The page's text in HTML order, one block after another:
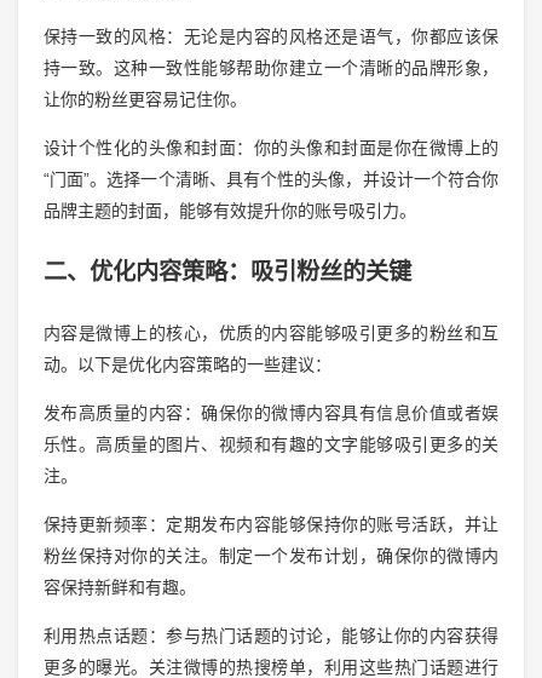
保持一致的风格：无论是内容的风格还是语气，你都应该保
持一致。这种一致性能够帮助你建立一个清晰的品牌形象，
让你的粉丝更容易记住你。
设计个性化的头像和封面：你的头像和封面是你在微博上的
“门面”。选择一个清晰、具有个性的头像，并设计一个符合你
品牌主题的封面，能够有效提升你的账号吸引力。
二、优化内容策略：吸引粉丝的关键
内容是微博上的核心，优质的内容能够吸引更多的粉丝和互
动。以下是优化内容策略的一些建议：
发布高质量的内容：确保你的微博内容具有信息价值或者娱
乐性。高质量的图片、视频和有趣的文字能够吸引更多的关
注。
保持更新频率：定期发布内容能够保持你的账号活跃，并让
粉丝保持对你的关注。制定一个发布计划，确保你的微博内
容保持新鲜和有趣。
利用热点话题：参与热门话题的讨论，能够让你的内容获得
更多的曝光。关注微博的热搜榜单，利用这些热门话题进行